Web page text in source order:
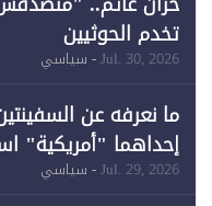
تخدم الحوثيين
Jul. 30, 2026- سياسي
ما نعرفه عن
إحداهما "أمريكية"
احتياجات الطاقة
Jul. 29, 2026- سياسي